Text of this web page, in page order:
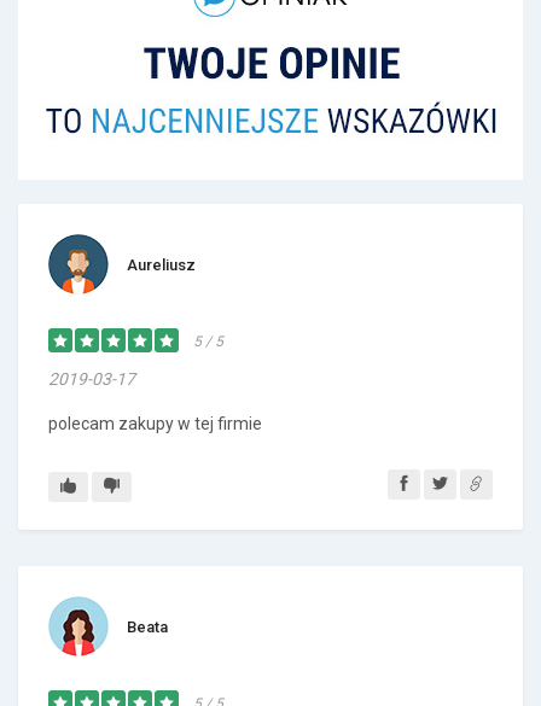
Aureliusz
5 / 5
2019-03-17
polecam zakupy w tej firmie
Beata